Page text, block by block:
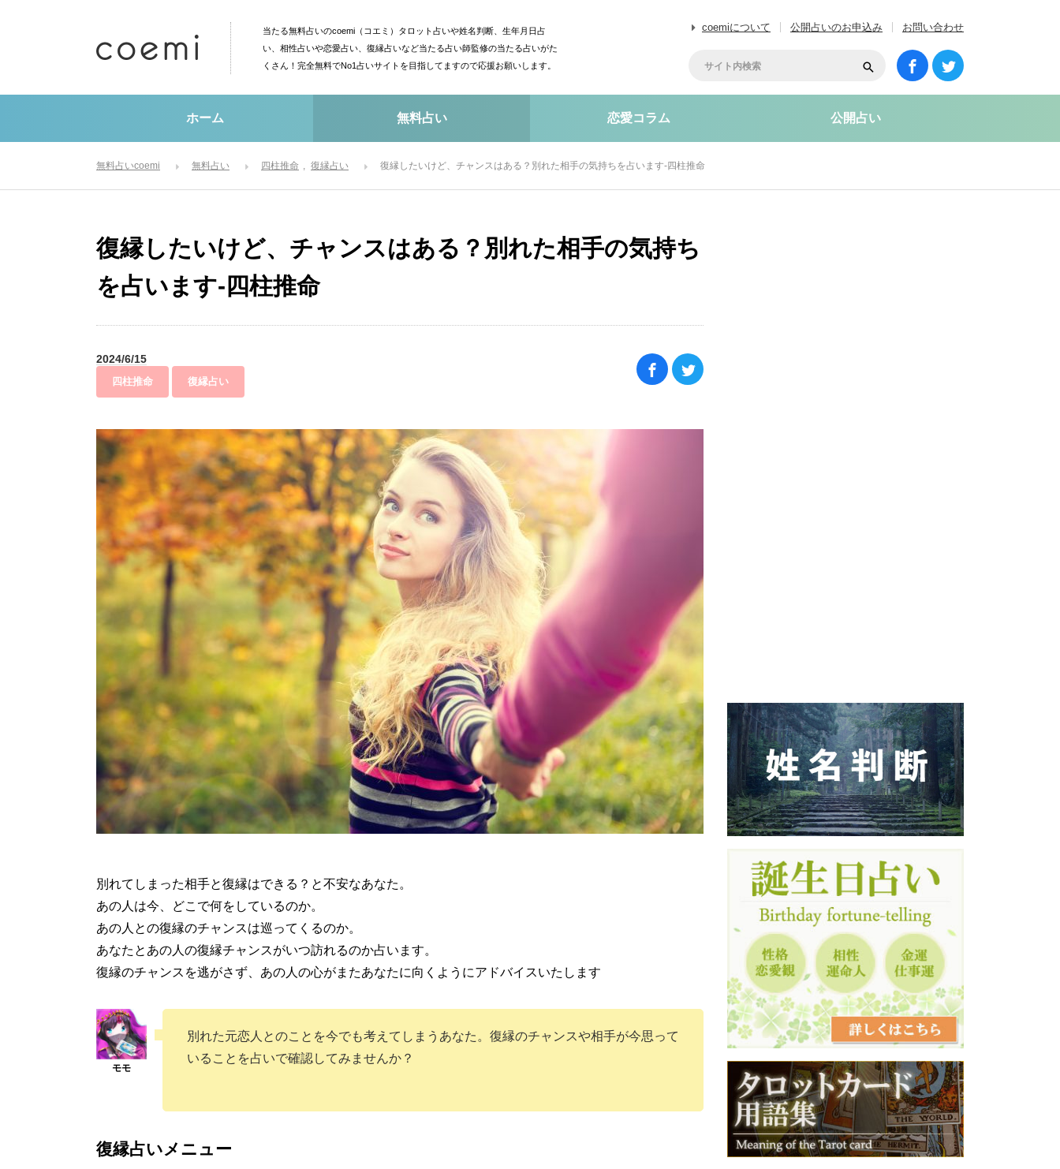
当たる無料占いのcoemi（コエミ）タロット占いや姓名判断、生年月日占
い、相性占いや恋愛占い、復縁占いなど当たる占い師監修の当たる占いがた
くさん！完全無料でNo1占いサイトを目指してますので応援お願いします。
coemiについて 公開占いのお申込み お問い合わせ
ホーム 無料占い 恋愛コラム 公開占い
無料占いcoemi 無料占い 四柱推命 復縁占い 復縁したいけど、チャンスはある？別れた相手の気持ちを占います-四柱推命
復縁したいけど、チャンスはある？別れた相手の気持ち
を占います-四柱推命
2024/6/15
四柱推命 復縁占い
別れてしまった相手と復縁はできる？と不安なあなた。
あの人は今、どこで何をしているのか。
あの人との復縁のチャンスは巡ってくるのか。
あなたとあの人の復縁チャンスがいつ訪れるのか占います。
復縁のチャンスを逃がさず、あの人の心がまたあなたに向くようにアドバイスいたします
別れた元恋人とのことを今でも考えてしまうあなた。復縁のチャンスや相手が今思って
いることを占いで確認してみませんか？
復縁占いメニュー